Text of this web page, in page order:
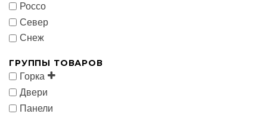
Россо
Север
Снеж
ГРУППЫ ТОВАРОВ
Горка
Двери
Панели